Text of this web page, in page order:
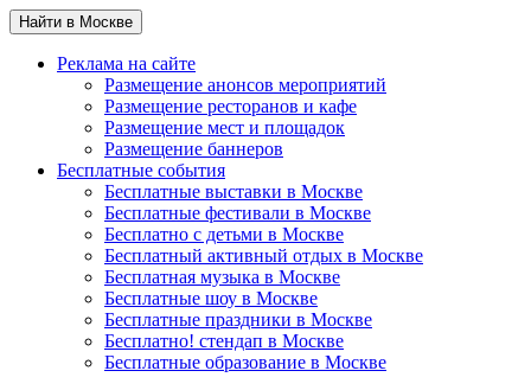
Найти в Москве
Реклама на сайте
Размещение анонсов мероприятий
Размещение ресторанов и кафе
Размещение мест и площадок
Размещение баннеров
Бесплатные события
Бесплатные выставки в Москве
Бесплатные фестивали в Москве
Бесплатно с детьми в Москве
Бесплатный активный отдых в Москве
Бесплатная музыка в Москве
Бесплатные шоу в Москве
Бесплатные праздники в Москве
Бесплатно! стендап в Москве
Бесплатные образование в Москве